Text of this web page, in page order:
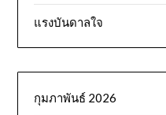
แรงบันดาลใจ
กุมภาพันธ์ 2026